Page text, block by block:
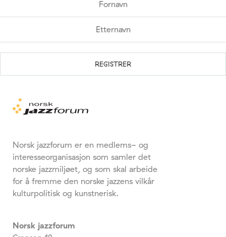
Norsk jazzforum er en medlems- og
interesseorganisasjon som samler det
norske jazzmiljøet, og som skal arbeide
for å fremme den norske jazzens vilkår
kulturpolitisk og kunstnerisk.
Norsk jazzforum